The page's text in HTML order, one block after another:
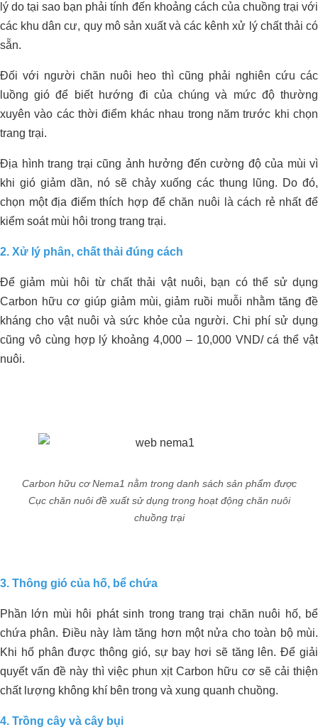
lý do tại sao bạn phải tính đến khoảng cách của chuồng trại với
các khu dân cư, quy mô sản xuất và các kênh xử lý chất thải có
sẵn.
Đối với người chăn nuôi heo thì cũng phải nghiên cứu các
luồng gió để biết hướng đi của chúng và mức độ thường
xuyên vào các thời điểm khác nhau trong năm trước khi chọn
trang trại.
Địa hình trang trại cũng ảnh hưởng đến cường độ của mùi vì
khi gió giảm dần, nó sẽ chảy xuống các thung lũng. Do đó,
chọn một địa điểm thích hợp để chăn nuôi là cách rẻ nhất để
kiểm soát mùi hôi trong trang trại.
2. Xử lý phân, chất thải đúng cách
Để giảm mùi hôi từ chất thải vật nuôi, bạn có thể sử dụng
Carbon hữu cơ giúp giảm mùi, giảm ruồi muỗi nhằm tăng đề
kháng cho vật nuôi và sức khỏe của người. Chi phí sử dụng
cũng vô cùng hợp lý khoảng 4,000 – 10,000 VND/ cá thể vật
nuôi.
Carbon hữu cơ Nema1 nằm trong danh sách sản phẩm được
Cục chăn nuôi đề xuất sử dụng trong hoạt động chăn nuôi
chuồng trại
3. Thông gió của hố, bể chứa
Phần lớn mùi hôi phát sinh trong trang trại chăn nuôi hố, bể
chứa phân. Điều này làm tăng hơn một nửa cho toàn bộ mùi.
Khi hố phân được thông gió, sự bay hơi sẽ tăng lên. Để giải
quyết vấn đề này thì việc phun xịt Carbon hữu cơ sẽ cải thiện
chất lượng không khí bên trong và xung quanh chuồng.
4. Trồng cây và cây bụi
Giải Pháp Xử Lý Mùi Hiệu Quả Cho
Trang Trại Bò Sữa CNC
ORGANIC CARBON ĐÃ CÓ MẶT
TẠI CHÂU PHI